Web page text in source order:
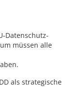
Datenschutz-
müssen alle
als strategische